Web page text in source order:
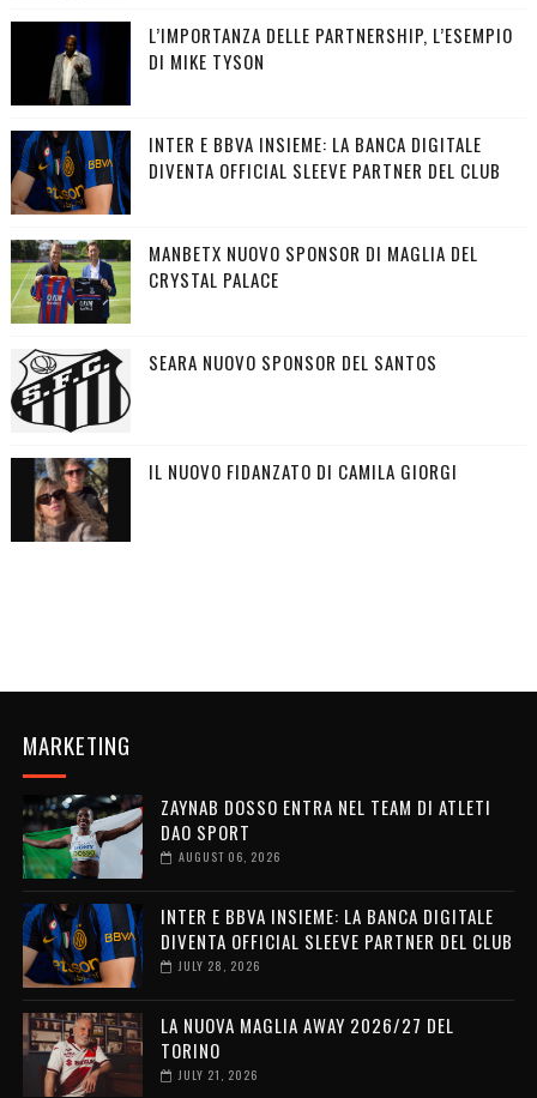
L’IMPORTANZA DELLE PARTNERSHIP, L’ESEMPIO
DI MIKE TYSON
INTER E BBVA INSIEME: LA BANCA DIGITALE
DIVENTA OFFICIAL SLEEVE PARTNER DEL CLUB
MANBETX NUOVO SPONSOR DI MAGLIA DEL
CRYSTAL PALACE
SEARA NUOVO SPONSOR DEL SANTOS
IL NUOVO FIDANZATO DI CAMILA GIORGI
MARKETING
ZAYNAB DOSSO ENTRA NEL TEAM DI ATLETI
DAO SPORT
AUGUST 06, 2026
INTER E BBVA INSIEME: LA BANCA DIGITALE
DIVENTA OFFICIAL SLEEVE PARTNER DEL CLUB
JULY 28, 2026
LA NUOVA MAGLIA AWAY 2026/27 DEL
TORINO
JULY 21, 2026